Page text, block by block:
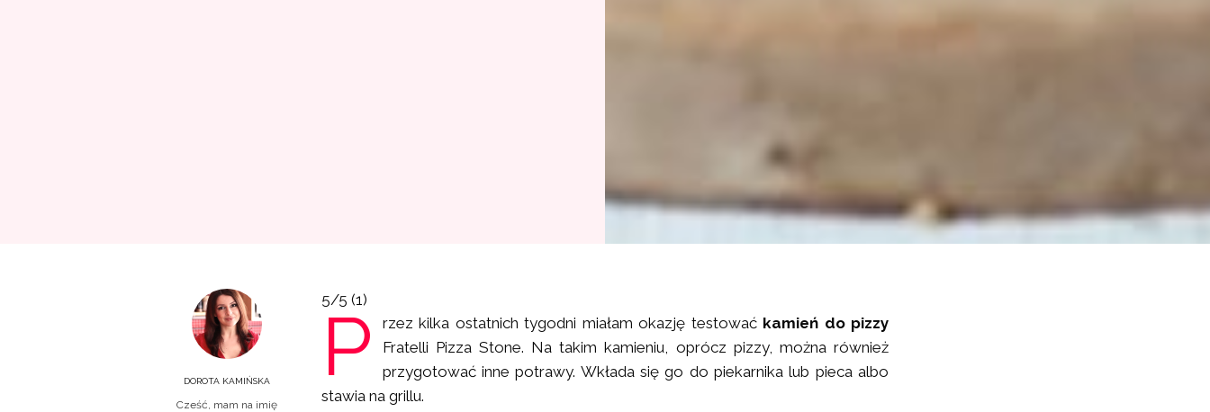
DOROTA KAMIŃSKA
Cześć, mam na imię
5/5 (1)
P rzez kilka ostatnich tygodni miałam okazję testować kamień do pizzy
Fratelli Pizza Stone. Na takim kamieniu, oprócz pizzy, można również
przygotować inne potrawy. Wkłada się go do piekarnika lub pieca albo
stawia na grillu.